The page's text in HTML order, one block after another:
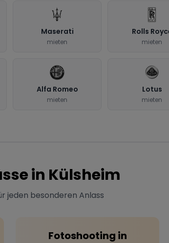
Maserati
mieten
Rolls
mieten
Alfa Romeo
mieten
Lotus
mieten
in Külsheim
jeden besonderen Anlass
Fotoshooting in